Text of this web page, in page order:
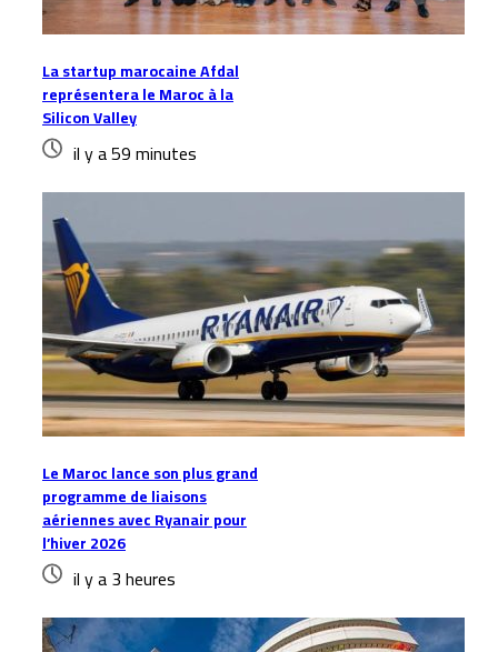
La startup marocaine Afdal
représentera le Maroc à la
Silicon Valley
il y a 59 minutes
Le Maroc lance son plus grand
programme de liaisons
aériennes avec Ryanair pour
l’hiver 2026
il y a 3 heures